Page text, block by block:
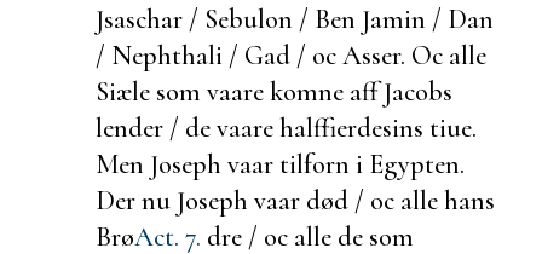
Jsaschar / Sebulon / Ben Jamin / Dan
/ Nephthali / Gad / oc Asser. Oc alle
Siæle som vaare komne aff Jacobs
lender / de vaare halffierdesins tiue.
Men Joseph vaar tilforn i Egypten.
Der nu Joseph vaar død / oc alle hans
BrøAct. 7. dre / oc alle de som